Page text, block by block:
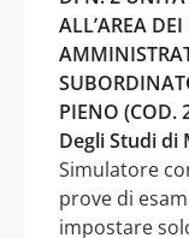
ALL’AREA
PIENO
Degli Studi di
Simulatore
prove di
impostare